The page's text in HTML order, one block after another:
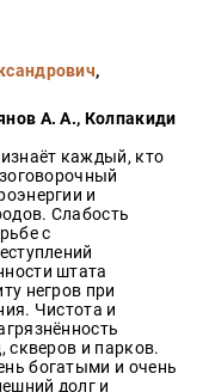
,
А. А., Колпакиди
каждый, кто
и
Слабость
с
штата
негров при
Чистота и
скверов и парков.
богатыми и очень
долг и